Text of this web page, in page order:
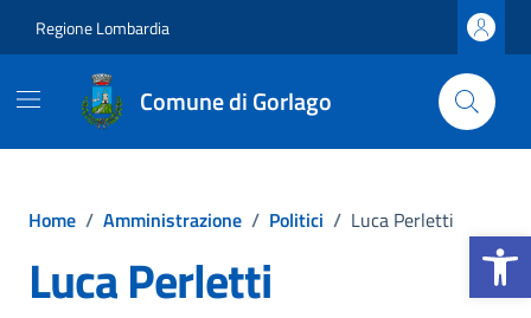
Apri la
Regione Lombardia
Comune di Gorlago
Home / Amministrazione / Politici / Luca Perletti
Luca Perletti